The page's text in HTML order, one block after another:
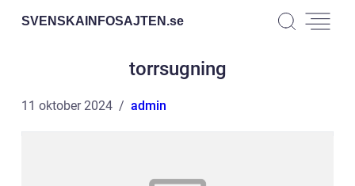
SVENSKAINFOSAJTEN.se
torrsugning
11 oktober 2024 admin